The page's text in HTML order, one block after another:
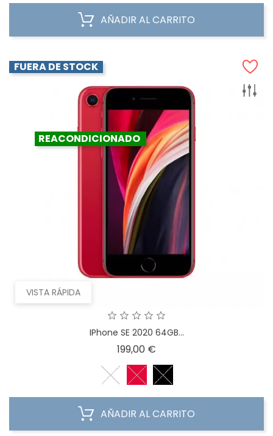
AÑADIR AL CARRITO
VISTA RÁPIDA
FUERA DE STOCK
REACONDICIONADO
IPhone SE 2020 64GB...
199,00 €
AÑADIR AL CARRITO